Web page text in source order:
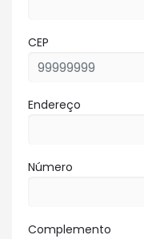
CEP
Endereço
Número
Complemento